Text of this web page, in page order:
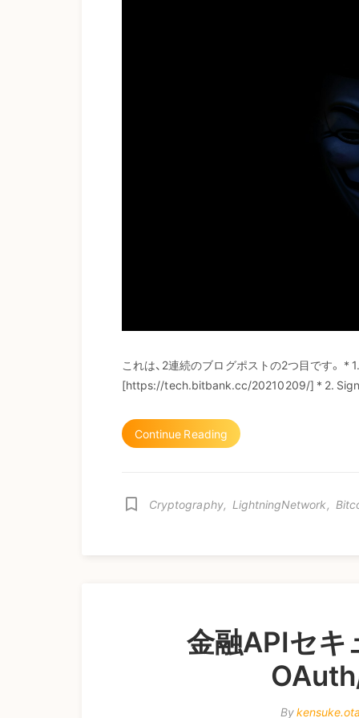
これは、2連続のブログポストの2つ目です。
[https://tech.bitbank.cc/20210209/] * 2.
Continue Reading
bookmark_border Cryptography, LightningNetwork,
金融APIセ
Bykensuke.ota